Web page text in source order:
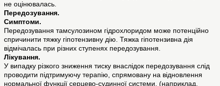
не оцінювалась.
Передозування.
Симптоми.
Передозування тамсулозином гідрохлоридом може потенційно
спричинити тяжку гіпотензивну дію. Тяжка гіпотензивна дія
відмічалась при різних ступенях передозування.
Лікування.
У випадку різкого зниження тиску внаслідок передозування слід
проводити підтримуючу терапію, спрямовану на відновлення
нормальної функції серцево-судинної системи, (наприклад,